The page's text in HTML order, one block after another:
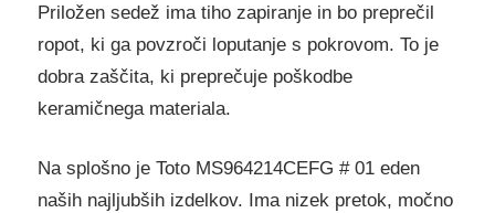
Priložen sedež ima tiho zapiranje in bo preprečil
ropot, ki ga povzroči loputanje s pokrovom. To je
dobra zaščita, ki preprečuje poškodbe
keramičnega materiala.
Na splošno je Toto MS964214CEFG # 01 eden
naših najljubših izdelkov. Ima nizek pretok, močno